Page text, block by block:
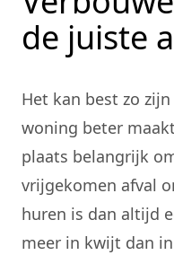
de juiste
Het kan best zo
woning beter
plaats belangrijk
vrijgekomen afval
huren is dan altijd
meer in kwijt dan